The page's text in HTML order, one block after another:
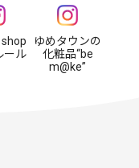
ール
ゆめタウンの
化粧品“be
m@ke”